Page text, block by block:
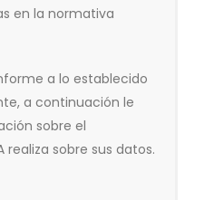
en la normativa
a lo establecido
a continuación le
sobre el
realiza sobre sus datos.